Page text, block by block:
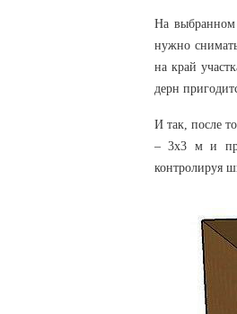
На выбранном
нужно
на край
дерн
И так, после
– 3х3 м и
контролируя